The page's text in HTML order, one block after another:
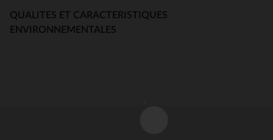
QUALITES ET CARACTERISTIQUES
ENVIRONNEMENTALES